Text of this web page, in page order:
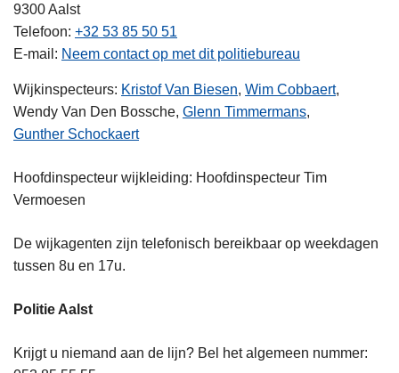
9300Aalst
Telefoon +32 53 85 50 51
E-mail
Neem contact op met dit politiebureau
Wijkinspecteurs: Kristof Van Biesen, Wim Cobbaert,
Wendy Van Den Bossche, Glenn Timmermans,
Gunther Schockaert
Hoofdinspecteur wijkleiding: Hoofdinspecteur Tim
Vermoesen
De wijkagenten zijn telefonisch bereikbaar op weekdagen
tussen 8u en 17u.
Politie Aalst
Krijgt u niemand aan de lijn? Bel het algemeen nummer: